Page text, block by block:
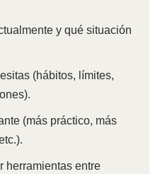
y qué situación
(hábitos, límites,
(más práctico, más
herramientas entre